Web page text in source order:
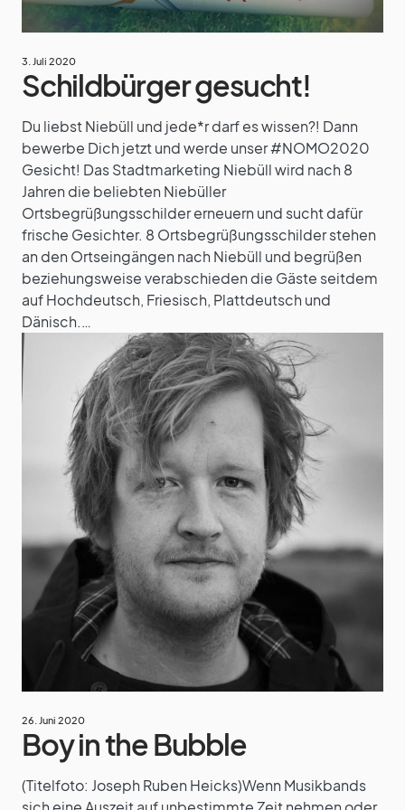
3. Juli 2020
Schildbürger gesucht!
Du liebst Niebüll und jede*r darf es wissen?! Dann
bewerbe Dich jetzt und werde unser #NOMO2020
Gesicht! Das Stadtmarketing Niebüll wird nach 8
Jahren die beliebten Niebüller
Ortsbegrüßungsschilder erneuern und sucht dafür
frische Gesichter. 8 Ortsbegrüßungsschilder stehen
an den Ortseingängen nach Niebüll und begrüßen
beziehungsweise verabschieden die Gäste seitdem
auf Hochdeutsch, Friesisch, Plattdeutsch und
Dänisch.…
26. Juni 2020
Boy in the Bubble
(Titelfoto: Joseph Ruben Heicks)Wenn Musikbands